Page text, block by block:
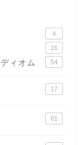
4
16
ィオム 54
17
61